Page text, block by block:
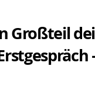
Großteil